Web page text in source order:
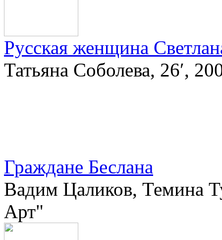
Русская женщина
Татьяна Соболева, 26′,
Граждане Беслана
Вадим Цаликов, Темина
Арт"